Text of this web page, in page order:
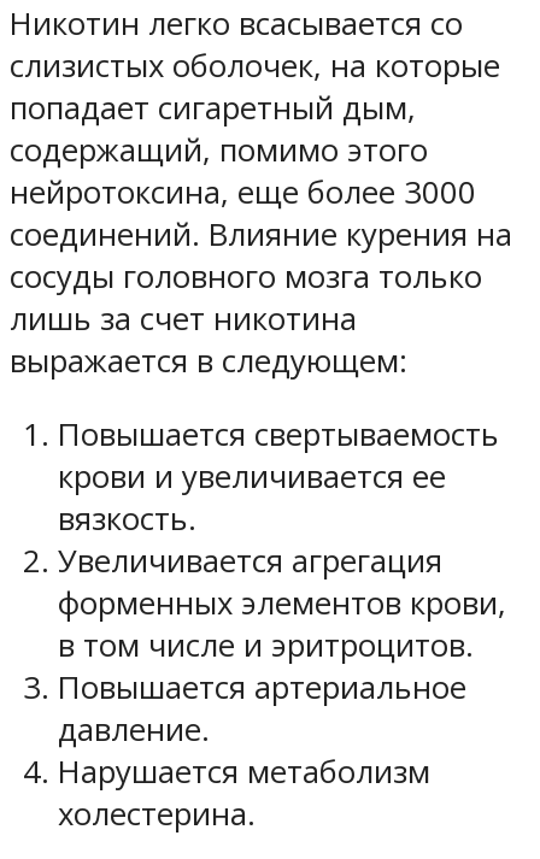
Никотин легко всасывается со
слизистых оболочек, на которые
попадает сигаретный дым,
содержащий, помимо этого
нейротоксина, еще более 3000
соединений. Влияние курения на
сосуды головного мозга только
лишь за счет никотина
выражается в следующем:
Повышается свертываемость
крови и увеличивается ее
вязкость.
Увеличивается агрегация
форменных элементов крови,
в том числе и эритроцитов.
Повышается артериальное
давление.
Нарушается метаболизм
холестерина.